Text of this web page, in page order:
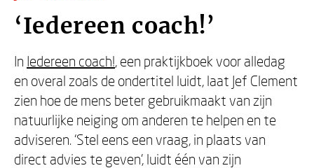
‘Iedereen coach!’
In Iedereen coach!, een praktijkboek voor alledag
en overal zoals de ondertitel luidt, laat Jef Clement
zien hoe de mens beter gebruikmaakt van zijn
natuurlijke neiging om anderen te helpen en te
adviseren. ‘Stel eens een vraag, in plaats van
direct advies te geven’, luidt één van zijn